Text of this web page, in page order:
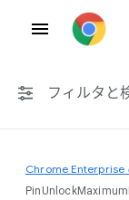
フィルタと
プラットフォ
Chrome Enterprise